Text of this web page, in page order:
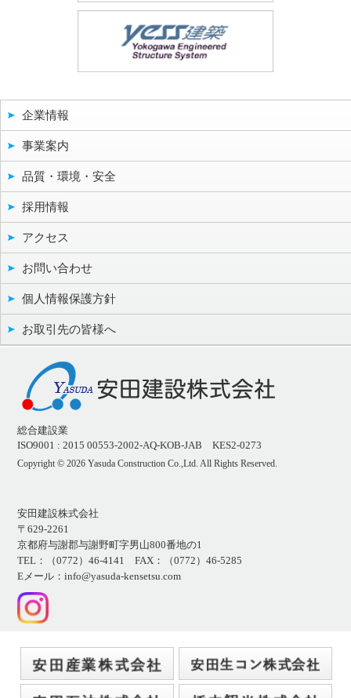
企業情報
事業案内
品質・環境・安全
採用情報
アクセス
お問い合わせ
個人情報保護方針
お取引先の皆様へ
総合建設業
ISO9001 : 2015 00553-2002-AQ-KOB-JAB KES2-0273
Copyright ©2026 Yasuda Construction Co.,Ltd. All Rights Reserved.
安田建設株式会社
〒629-2261
京都府与謝郡与謝野町字男山800番地の1
TEL：（0772）46-4141 FAX：（0772）46-5285
Eメール：info@yasuda-kensetsu.com